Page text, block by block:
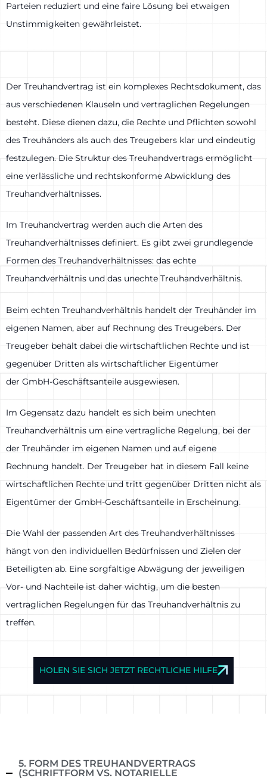
Parteien reduziert und eine faire Lösung bei etwaigen
Unstimmigkeiten gewährleistet.
Der Treuhandvertrag ist ein komplexes Rechtsdokument, das
aus verschiedenen Klauseln und vertraglichen Regelungen
besteht. Diese dienen dazu, die Rechte und Pflichten sowohl
des Treuhänders als auch des Treugebers klar und eindeutig
festzulegen. Die Struktur des Treuhandvertrags ermöglicht
eine verlässliche und rechtskonforme Abwicklung des
Treuhandverhältnisses.
Im Treuhandvertrag werden auch die Arten des
Treuhandverhältnisses definiert. Es gibt zwei grundlegende
Formen des Treuhandverhältnisses: das echte
Treuhandverhältnis und das unechte Treuhandverhältnis.
Beim echten Treuhandverhältnis handelt der Treuhänder im
eigenen Namen, aber auf Rechnung des Treugebers. Der
Treugeber behält dabei die wirtschaftlichen Rechte und ist
gegenüber Dritten als wirtschaftlicher Eigentümer
der GmbH-Geschäftsanteile ausgewiesen.
Im Gegensatz dazu handelt es sich beim unechten
Treuhandverhältnis um eine vertragliche Regelung, bei der
der Treuhänder im eigenen Namen und auf eigene
Rechnung handelt. Der Treugeber hat in diesem Fall keine
wirtschaftlichen Rechte und tritt gegenüber Dritten nicht als
Eigentümer der GmbH-Geschäftsanteile in Erscheinung.
Die Wahl der passenden Art des Treuhandverhältnisses
hängt von den individuellen Bedürfnissen und Zielen der
Beteiligten ab. Eine sorgfältige Abwägung der jeweiligen
Vor- und Nachteile ist daher wichtig, um die besten
vertraglichen Regelungen für das Treuhandverhältnis zu
treffen.
HOLEN SIE SICH JETZT RECHTLICHE HILFE
5. FORM DES TREUHANDVERTRAGS
(SCHRIFTFORM VS. NOTARIELLE